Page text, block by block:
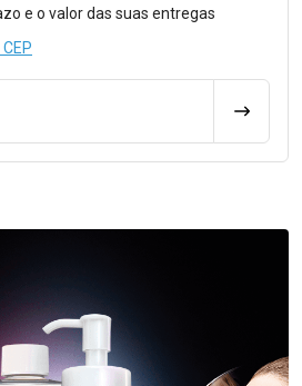
e o valor das suas entregas